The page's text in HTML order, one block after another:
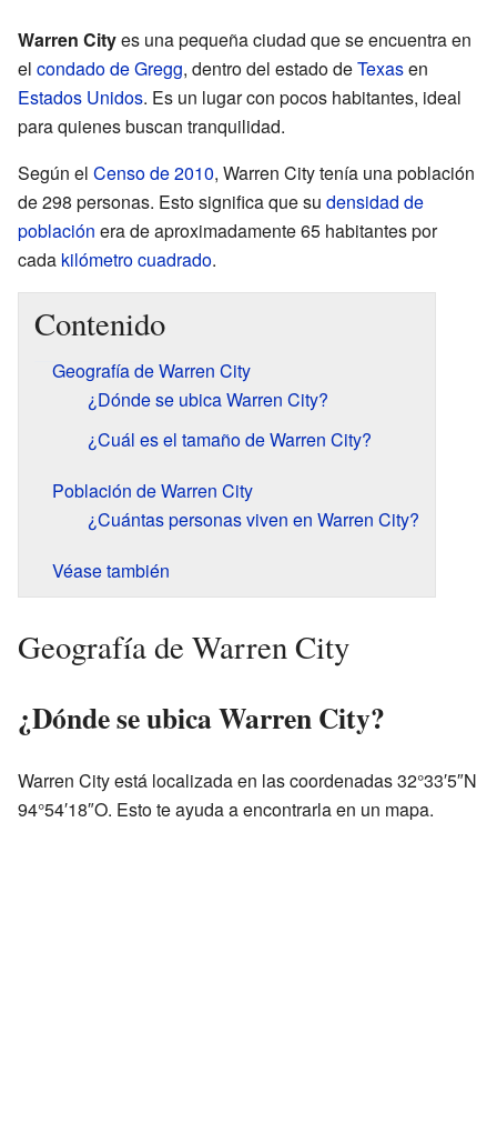
Warren Cityes una pequeña ciudad que se encuentra en
el condado de Gregg, dentro del estado deTexasen
Estados Unidos. Es un lugar con pocos habitantes, ideal
para quienes buscan tranquilidad.
Según el Censo de 2010, Warren City tenía una población
de 298 personas. Esto significa que su densidad de
población era de aproximadamente 65 habitantes por
cada kilómetro cuadrado.
Contenido
Geografía de Warren City
¿Dónde se ubica Warren City?
¿Cuál es el tamaño de Warren City?
Población de Warren City
¿Cuántas personas viven en Warren City?
Véase también
Geografía de Warren City
¿Dónde se ubica Warren City?
Warren City está localizada en las coordenadas 32°33′5″N
94°54′18″O. Esto te ayuda a encontrarla en un mapa.